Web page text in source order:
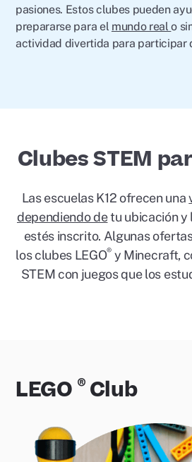
pasiones. Estos clubes pueden
prepararse para el mundo realo
actividad divertida para participar
Clubes STEM
Las escuelas K12 ofrecen una
dependiendo detu ubicación y
estés inscrito. Algunas
los clubes LEGO® y Minecraft,
STEM con juegos que los
LEGO ® Club